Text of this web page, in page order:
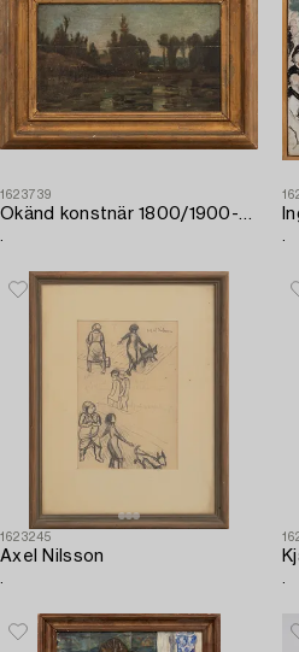
1623739
Okänd konstnär 1800/1900-tal
1623245
Axel Nilsson